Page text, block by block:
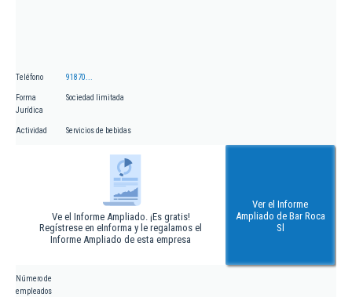
Teléfono 91870...
Forma
Jurídica
Sociedad limitada
Actividad Servicios de bebidas
Ve el Informe Ampliado. ¡Es gratis!
Regístrese en eInforma y le regalamos el
Informe Ampliado de esta empresa
Ver el Informe
Ampliado de Bar Roca
Sl
Número de
empleados